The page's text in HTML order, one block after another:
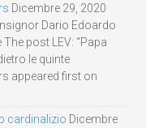
Dicembre 29, 2020
Dario Edoardo
post LEV: “Papa
le quinte
appeared first on
cardinalizio Dicembre